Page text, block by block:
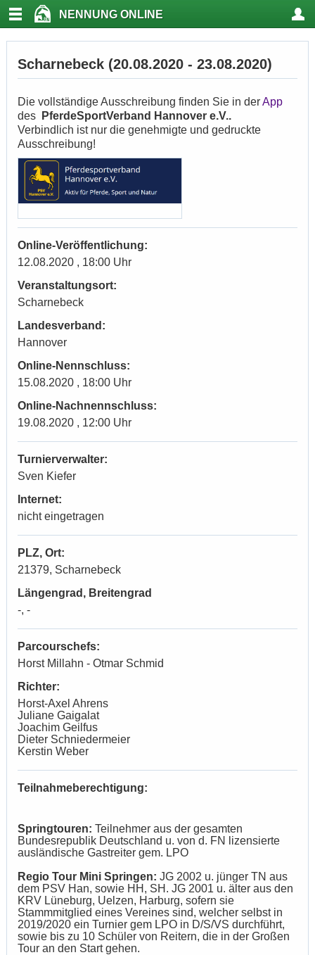
NENNUNG ONLINE
Scharnebeck (20.08.2020 - 23.08.2020)
Die vollständige Ausschreibung finden Sie in derApp
des
PferdeSportVerband Hannover e.V..
Verbindlich ist nur die genehmigte und gedruckte
Ausschreibung!
Online-Veröffentlichung:
12.08.2020 , 18:00 Uhr
Veranstaltungsort:
Scharnebeck
Landesverband:
Hannover
Online-Nennschluss:
15.08.2020 , 18:00 Uhr
Online-Nachnennschluss:
19.08.2020 , 12:00 Uhr
Turnierverwalter:
Sven Kiefer
Internet:
nicht eingetragen
PLZ, Ort:
21379, Scharnebeck
Längengrad, Breitengrad
-, -
Parcourschefs:
Horst Millahn - Otmar Schmid
Richter:
Horst-Axel Ahrens
Juliane Gaigalat
Joachim Geilfus
Dieter Schniedermeier
Kerstin Weber
Teilnahmeberechtigung:
Springtouren: Teilnehmer aus der gesamten
Bundesrepublik Deutschland u. von d. FN lizensierte
ausländische Gastreiter gem. LPO
Regio Tour Mini Springen: JG 2002 u. jünger TN aus
dem PSV Han, sowie HH, SH. JG 2001 u. älter aus den
KRV Lüneburg, Uelzen, Harburg, sofern sie
Stammmitglied eines Vereines sind, welcher selbst in
2019/2020 ein Turnier gem LPO in D/S/VS durchführt,
sowie bis zu 10 Schüler von Reitern, die in der Großen
Tour an den Start gehen.